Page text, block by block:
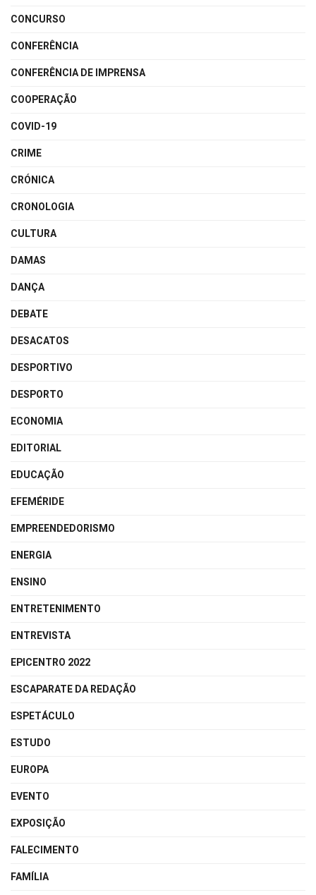
CONCURSO
CONFERÊNCIA
CONFERÊNCIA DE IMPRENSA
COOPERAÇÃO
COVID-19
CRIME
CRÓNICA
CRONOLOGIA
CULTURA
DAMAS
DANÇA
DEBATE
DESACATOS
DESPORTIVO
DESPORTO
ECONOMIA
EDITORIAL
EDUCAÇÃO
EFEMÉRIDE
EMPREENDEDORISMO
ENERGIA
ENSINO
ENTRETENIMENTO
ENTREVISTA
EPICENTRO 2022
ESCAPARATE DA REDAÇÃO
ESPETÁCULO
ESTUDO
EUROPA
EVENTO
EXPOSIÇÃO
FALECIMENTO
FAMÍLIA